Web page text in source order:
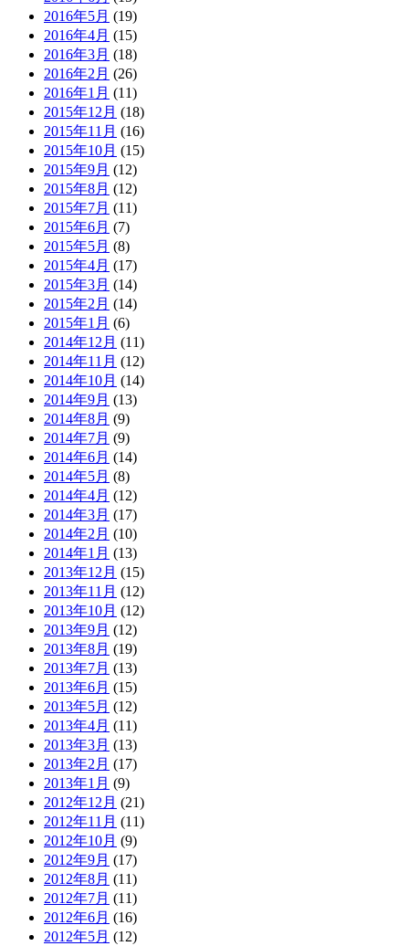
2016年5月 (19)
2016年4月 (15)
2016年3月 (18)
2016年2月 (26)
2016年1月 (11)
2015年12月 (18)
2015年11月 (16)
2015年10月 (15)
2015年9月 (12)
2015年8月 (12)
2015年7月 (11)
2015年6月 (7)
2015年5月 (8)
2015年4月 (17)
2015年3月 (14)
2015年2月 (14)
2015年1月 (6)
2014年12月 (11)
2014年11月 (12)
2014年10月 (14)
2014年9月 (13)
2014年8月 (9)
2014年7月 (9)
2014年6月 (14)
2014年5月 (8)
2014年4月 (12)
2014年3月 (17)
2014年2月 (10)
2014年1月 (13)
2013年12月 (15)
2013年11月 (12)
2013年10月 (12)
2013年9月 (12)
2013年8月 (19)
2013年7月 (13)
2013年6月 (15)
2013年5月 (12)
2013年4月 (11)
2013年3月 (13)
2013年2月 (17)
2013年1月 (9)
2012年12月 (21)
2012年11月 (11)
2012年10月 (9)
2012年9月 (17)
2012年8月 (11)
2012年7月 (11)
2012年6月 (16)
2012年5月 (12)